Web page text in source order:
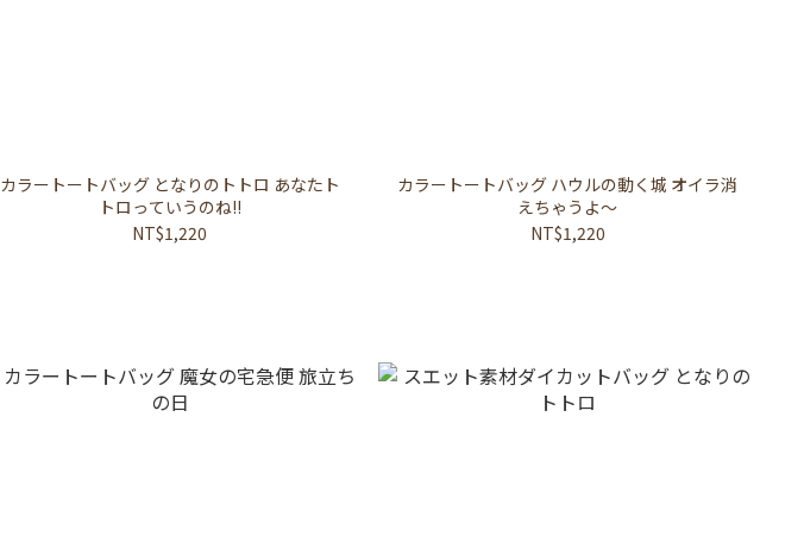
カラートートバッグ となりのトトロ あなたト
トロっていうのね!!
NT$1,220
カラートートバッグ ハウルの動く城 オイラ消
えちゃうよ～
NT$1,220